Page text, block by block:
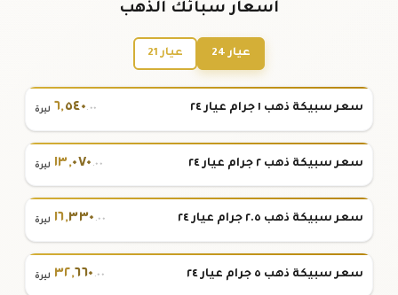
أسعار سبائك الذهب
عيار 24 عيار 21
سعر سبيكة ذهب ١ جرام عيار ٢٤ ٦,٥٤٠.٠٠ ليرة
سعر سبيكة ذهب ٢ جرام عيار ٢٤ ١٣,٠٧٠ .٠٠ ليرة
سعر سبيكة ذهب ٢.٥ جرام عيار ٢٤ ١٦,٣٣٠ .٠٠ ليرة
سعر سبيكة ذهب ٥ جرام عيار ٢٤ ٣٢,٦٦٠ .٠٠ ليرة